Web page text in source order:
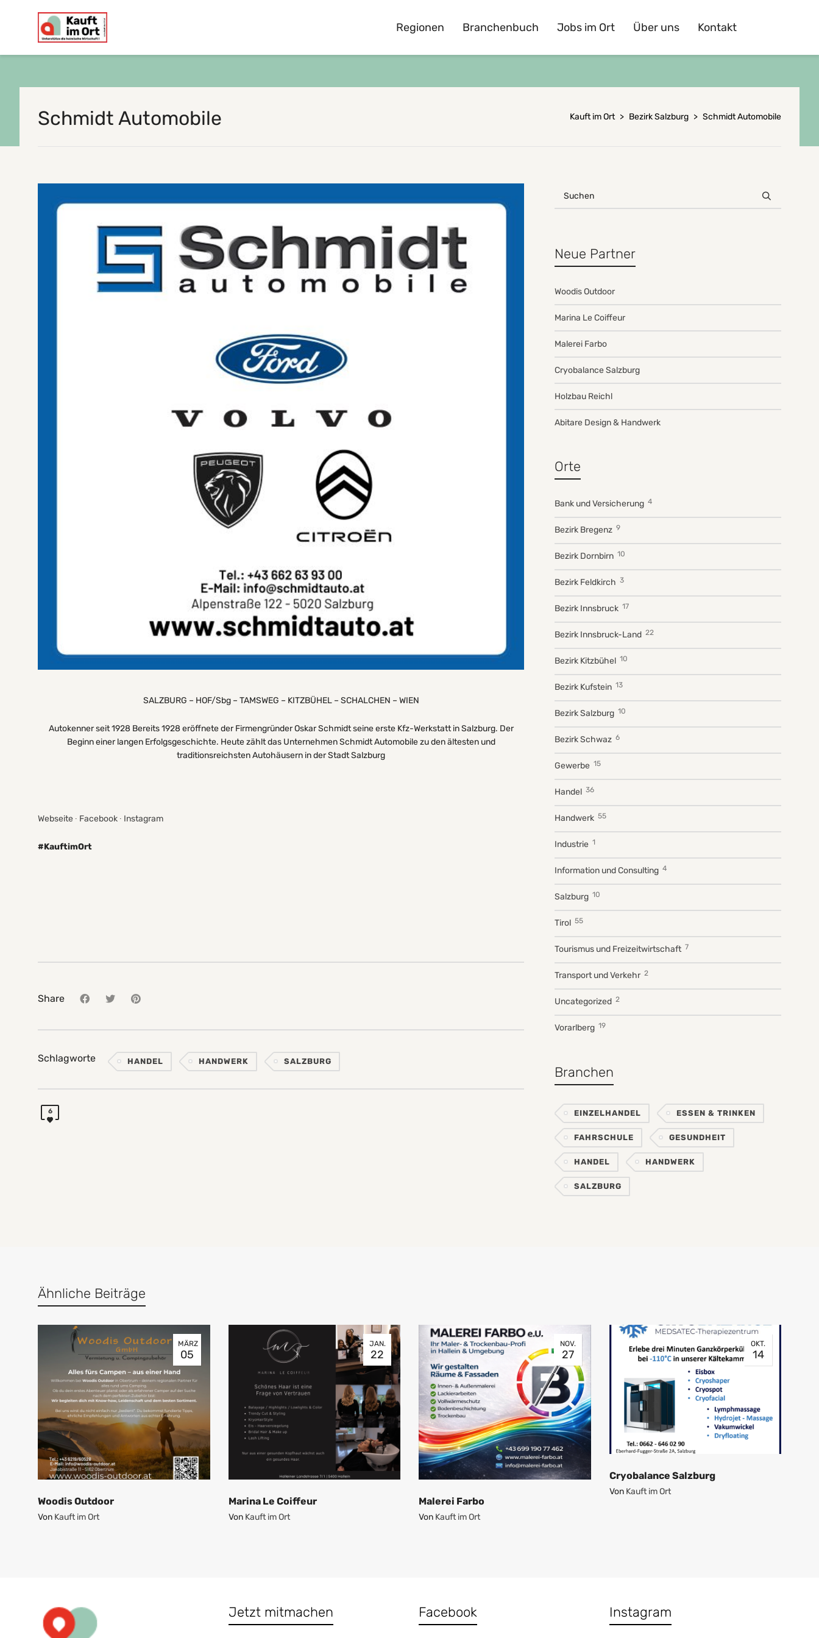
Regionen Branchenbuch Jobs im Ort Über uns Kontakt
Schmidt Automobile Kauft im Ort > Bezirk Salzburg > Schmidt Automobile
SALZBURG – HOF/Sbg – TAMSWEG – KITZBÜHEL – SCHALCHEN – WIEN
Autokenner seit 1928 Bereits 1928 eröffnete der Firmengründer Oskar Schmidt seine erste Kfz-Werkstatt in Salzburg. Der
Beginn einer langen Erfolgsgeschichte. Heute zählt das Unternehmen Schmidt Automobile zu den ältesten und
traditionsreichsten Autohäusern in der Stadt Salzburg
Webseite ∙ Facebook ∙ Instagram
#KauftimOrt
Share
Schlagworte HANDEL HANDWERK SALZBURG
6
Neue Partner
Woodis Outdoor
Marina Le Coiffeur
Malerei Farbo
Cryobalance Salzburg
Holzbau Reichl
Abitare Design & Handwerk
Orte
Bank und Versicherung 4
Bezirk Bregenz 9
Bezirk Dornbirn 10
Bezirk Feldkirch 3
Bezirk Innsbruck 17
Bezirk Innsbruck-Land 22
Bezirk Kitzbühel 10
Bezirk Kufstein 13
Bezirk Salzburg 10
Bezirk Schwaz 6
Gewerbe 15
Handel 36
Handwerk 55
Industrie 1
Information und Consulting 4
Salzburg 10
Tirol 55
Tourismus und Freizeitwirtschaft 7
Transport und Verkehr 2
Uncategorized 2
Vorarlberg 19
Branchen
EINZELHANDEL ESSEN & TRINKEN
FAHRSCHULE GESUNDHEIT
HANDEL HANDWERK
SALZBURG
Ähnliche Beiträge
MÄRZ
05
Woodis Outdoor
Von Kauft im Ort
JAN.
22
Marina Le Coiffeur
Von Kauft im Ort
NOV.
27
Malerei Farbo
Von Kauft im Ort
OKT.
14
Cryobalance Salzburg
Von Kauft im Ort
Jetzt mitmachen Facebook Instagram